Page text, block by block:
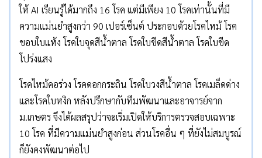
ให้ AI เรียนรู้ได้มากถึง 16 โรค แต่มีเพียง 10 โรคเท่านั้นที่มี
ความแม่นยำสูงกว่า 90 เปอร์เซ็นต์ ประกอบด้วยโรคไหม้ โรค
ขอบใบแห้ง โรคใบจุดสีน้ำตาล โรคใบขีดสีน้ำตาล โรคใบขีด
โปร่งแสง
โรคไหม้คอร่วง โรคดอกกระถิน โรคใบวงสีน้ำตาล โรคเมล็ดด่าง
และโรคใบหงิก หลังปรึกษากับทีมพัฒนาและอาจารย์จาก
ม.เกษตร จึงได้ผลสรุปว่าจะเริ่มเปิดให้บริการตรวจสอบเฉพาะ
10 โรค ที่มีความแม่นยำสูงก่อน ส่วนโรคอื่น ๆ ที่ยังไม่สมบูรณ์
ก็ยังคงพัฒนาต่อไป